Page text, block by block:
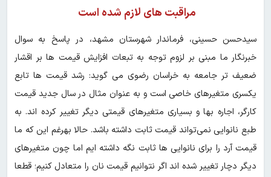
مراقبت های لازم شده است
سیدحسن حسینی، فرماندار شهرستان مشهد، در پاسخ به سوال
خبرنگار ما مبنی بر لزوم توجه به تبعات افزایش قیمت ها بر اقشار
ضعیف تر جامعه به خراسان رضوی می گوید: رشد قیمت ها تابع
یک‎سری متغیرهای خاصی است و به عنوان مثال در سال جدید قیمت
کارگر، اجاره بها و بسیاری متغیرهای قیمتی دیگر تغییر کرده اند. به
طبع نانوایی نمی‌تواند قیمت ثابت داشته باشد. حالا به‎رغم این که ما
قیمت آرد را برای نانوایی ها ثابت نگه داشته ایم اما چون متغیرهای
دیگر دچار تغییر شده اند اگر نتوانیم قیمت نان را متعادل کنیم؛ قطعا